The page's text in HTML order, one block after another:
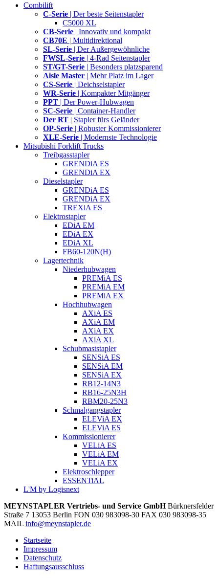
Combilift
C-Serie | Der beste Seitenstapler
C5000 XL
CB-Serie | Innovativ und kompakt
CB70E | Multidirektional
SL-Serie | Der Außergewöhnliche
FWSL-Serie | 4-Rad Seitenstapler
ST/GT-Serie | Besonders platzsparend
Aisle Master | Mehr Platz im Lager
CS-Serie | Deichselstapler
WR-Serie | Kompakter Mitgänger
PPT | Der Power-Hubwagen
SC-Serie | Container-Handler
Der RT | Stapler fürs Geländer
OP-Serie | Robuster Kommissionierer
XLE-Serie | Modernste Technologie
Mitsubishi Forklift Trucks
Treibgasstapler
GRENDiA ES
GRENDiA EX
Dieselstapler
GRENDiA ES
GRENDiA EX
TREXiA ES
Elektrostapler
EDiA EM
EDiA EX
EDiA XL
FB60-120N(H)
Lagertechnik
Niederhubwagen
PREMiA ES
PREMiA EM
PREMiA EX
Hochhubwagen
AXiA ES
AXiA EM
AXiA EX
AXiA XL
Schubmaststapler
SENSiA ES
SENSiA EM
SENSiA EX
RB12-14N3
RB16-25N3H
RBM20-25N3
Schmalgangstapler
ELEViA EX
ELEViA ES
Kommissionierer
VELiA ES
VELiA EM
VELiA EX
Elektroschlepper
ESSENTiAL
L'M by Logisnext
MEYNSTAPLER Vertriebs- und Service GmbHBürknersfelder
Straße 7 13053 Berlin FON 030 983098-30 FAX 030 983098-35
MAIL info@meynstapler.de
Startseite
Impressum
Datenschutz
Haftungsausschluss